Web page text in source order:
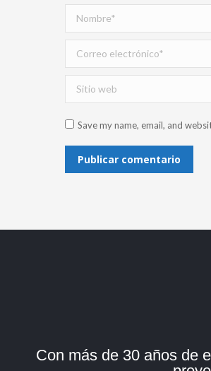
Save my name, email, and
Publicar comentario
Con más de 30 años de